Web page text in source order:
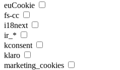
euCookie
fs-cc
i18next
ir_*
kconsent
klaro
marketing_cookies